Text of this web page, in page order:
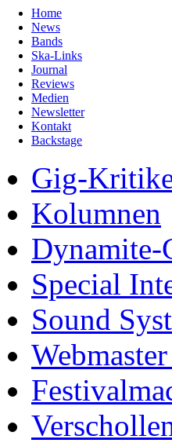
Home
News
Bands
Ska-Links
Journal
Reviews
Medien
Newsletter
Kontakt
Backstage
Gig-
Kolumnen
Dynamite-
Special
Sound